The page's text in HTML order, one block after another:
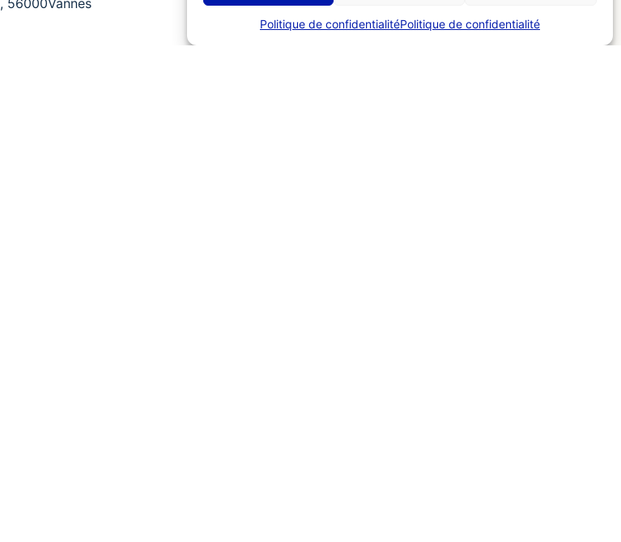
Politique de confidentialitéPolitique de confidentialité
, 56000Vannes